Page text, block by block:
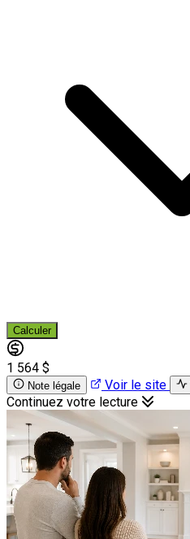
Calculer
1 564 $
Note légale Voir le site
Continuez votre lecture